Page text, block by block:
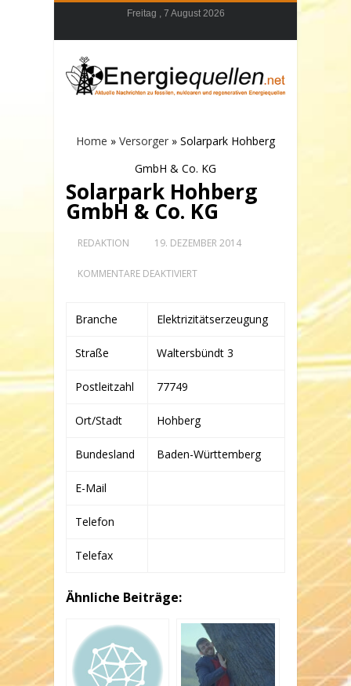
Freitag , 7 August 2026
Home » Versorger » Solarpark Hohberg
GmbH & Co. KG
Solarpark Hohberg
GmbH & Co. KG
REDAKTION 19. DEZEMBER 2014
KOMMENTARE DEAKTIVIERTFÜR
&
KG
Branche Elektrizitätserzeugung
Straße Waltersbündt 3
Postleitzahl 77749
Ort/Stadt Hohberg
Bundesland Baden-Württemberg
E-Mail
Telefon
Telefax
Ähnliche Beiträge: